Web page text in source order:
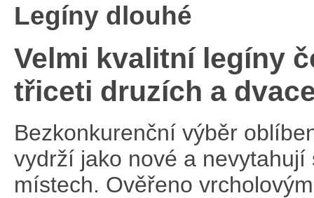
Legíny dlouhé
Velmi kvalitní legíny
třiceti druzích a
Bezkonkurenční výběr
vydrží jako nové a
místech. Ověřeno